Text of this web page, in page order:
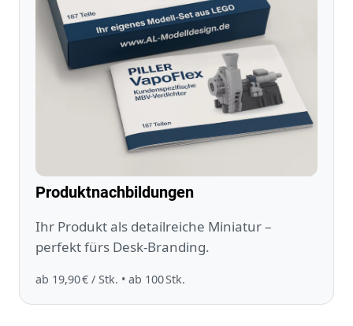
Produktnachbildungen
Ihr Produkt als detailreiche Miniatur –
perfekt fürs Desk‑Branding.
ab 19,90 € / Stk. • ab 100 Stk.